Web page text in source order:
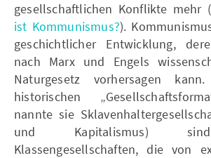
gesellschaftlichen Konflikte mehr
ist Kommunismus?).
geschichtlicher Entwicklung,
nach Marx und Engels
Naturgesetz vorhersagen
historischen
nannte sie
und Kapitalismus)
Klassengesellschaften, die von